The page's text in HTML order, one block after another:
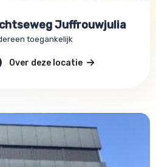
Juffrouwjulia
toegankelijk
Over deze locatie